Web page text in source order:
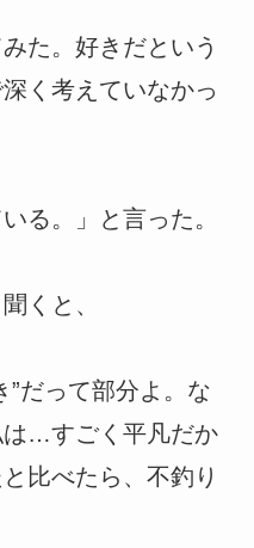
た。好きだという
く考えていなかっ
る。」と言った。
くと、
”だって部分よ。な
…すごく平凡だか
比べたら、不釣り